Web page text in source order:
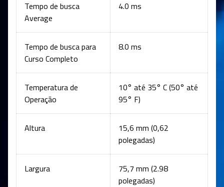
Tempo de busca
Average
4.0 ms
Tempo de busca para
Curso Completo
8.0 ms
Temperatura de
Operação
10° até 35° C (50° até
95° F)
Altura
15,6 mm (0,62
polegadas)
Largura
75,7 mm (2.98
polegadas)